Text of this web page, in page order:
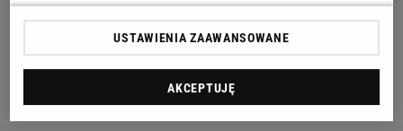
Rozmowa z Magdą Jagodzińską:
USTAWIENIA ZAAWANSOWANE
AKCEPTUJĘ